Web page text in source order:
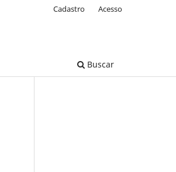
Buscar
Cadastro Acesso